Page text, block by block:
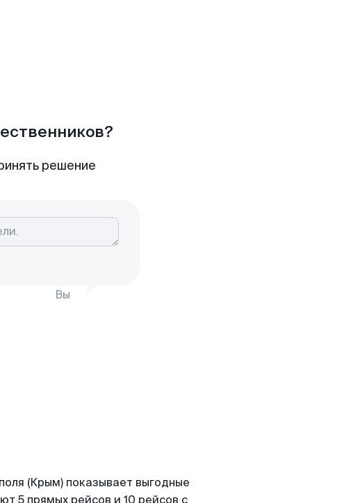
решение
Вы
(Крым) показывает выгодные
5 прямых рейсов и 10 рейсов с